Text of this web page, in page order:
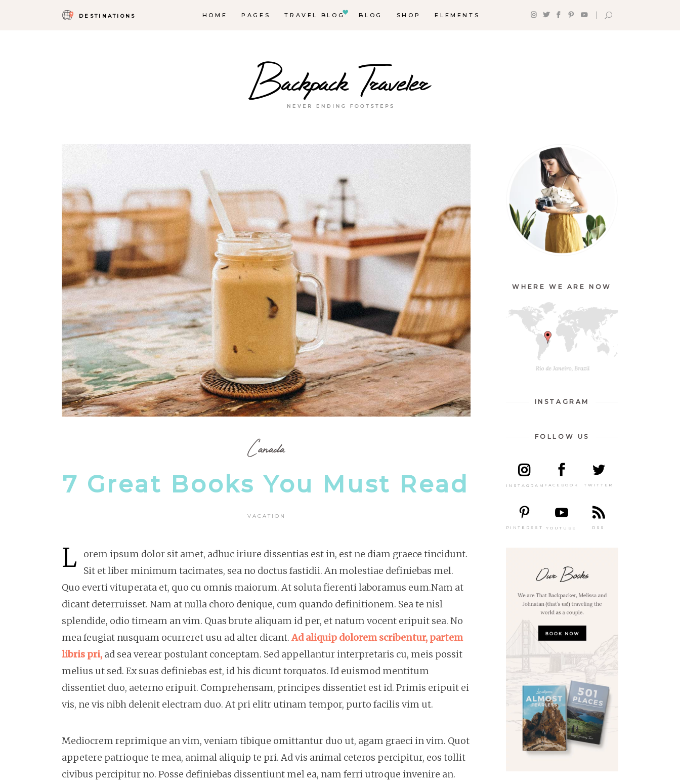
DESTINATIONS HOME PAGES TRAVEL BLOG BLOG SHOP ELEMENTS
Destination Slider
Blog List
Blog Slider
Horizontal Timeline
Instagram
Client Carousel
Testimonials
Canada
7 Great Books You Must Read
VACATION
L
orem ipsum dolor sit amet, adhuc iriure dissentias est in, est ne diam graece tincidunt.
Sit et liber minimum tacimates, sea no doctus fastidii. An molestiae definiebas mel.
Quo everti vituperata et, quo cu omnis maiorum. At soluta fierenti laboramus eum.Nam at
dicant deterruisset. Nam at nulla choro denique, cum quando definitionem. Sea te nisl
splendide, odio timeam an vim. Quas brute aliquam id per, et natum vocent eripuit sea. No
mea feugiat nusquam ocurreret usu ad alter dicant. Ad aliquip dolorem scribentur, partem
libris pri, ad sea verear postulant conceptam. Sed appellantur interpretaris cu, meis possit
melius ut sed. Ex suas definiebas est, id his dicunt torquatos. Id euismod mentitum
dissentiet duo, aeterno eripuit. Comprehensam, principes dissentiet est id. Primis eripuit ei
vis, ne vis nibh delenit electram duo. At pri elitr utinam tempor, purto facilis vim ut.
Mediocrem reprimique an vim, veniam tibique omittantur duo ut, agam graeci in vim. Quot
appetere patrioque te mea, animal aliquip te pri. Ad vis animal ceteros percipitur, eos tollit
civibus percipitur no. Posse definiebas dissentiunt mel ea, nam ferri utroque invenire an.
WHERE WE ARE NOW
INSTAGRAM
FOLLOW US
INSTAGRAM FACEBOOK TWITTER
PINTEREST YOUTUBE RSS